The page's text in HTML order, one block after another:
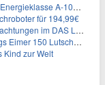
10% 1400 U/Min für 289,97€
für 194,99€
Resort inkl. HP + Wellness ab 174€ p.P.
150 Lutscher für 21,95€
Kind zur Welt